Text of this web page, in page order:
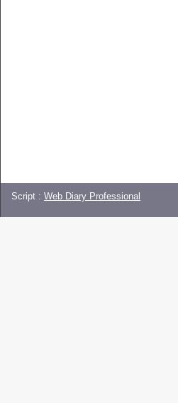
Script : Web Diary Professional